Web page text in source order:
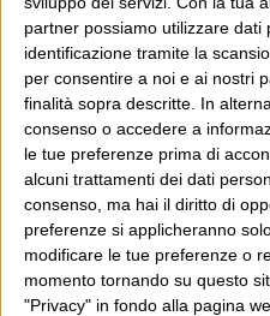
partner possiamo utilizzare dati
identificazione tramite la
per consentire a noi e ai nostri
finalità sopra descritte. In
consenso o accedere a
le tue preferenze prima di
alcuni trattamenti dei dati
consenso, ma hai il diritto di
preferenze si applicheranno
modificare le tue preferenze o
momento tornando su questo
"Privacy" in fondo alla pagina
E per i regali di Natale